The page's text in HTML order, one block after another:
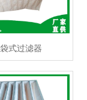
式过滤器